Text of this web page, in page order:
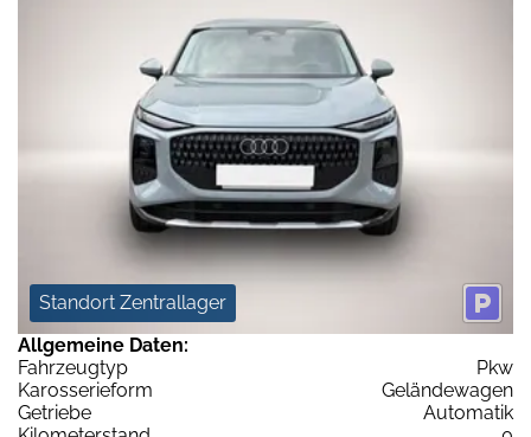
Standort Zentrallager
Allgemeine Daten:
Fahrzeugtyp
Pkw
Karosserieform
Geländewagen
Getriebe
Automatik